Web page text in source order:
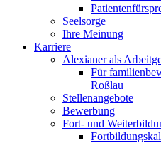
Seelsorge
Ihre Meinung
Karriere
Alexianer als
Für
Roßlau
Stellenangebote
Bewerbung
Fort- und